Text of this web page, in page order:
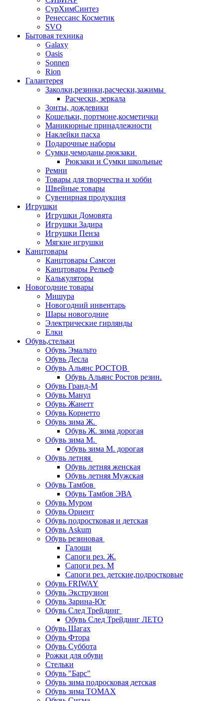
СурХимСинтез
Ренессанс Косметик
SVO
Бытовая техника
Galaxy
Oasis
Sonnen
Rion
Галантерея
Заколки,резинки,расчески,зажимы
Расчески, зеркала
Зонты, дождевики
Кошельки, портмоне,косметички
Маникюрные принадлежности
Наклейки пасха
Подарочные наборы
Сумки,чемоданы,рюкзаки
Рюкзаки и Сумки школьные
Ремни
Товары для творчества и хобби
Швейные товары
Сувенирная продукция
Игрушки
Игрушки Домовята
Игрушки Задира
Игрушки Пенза
Мягкие игрушки
Канцтовары
Канцтовары Самсон
Канцтовары Рельеф
Калькуляторы
Новогодние товары
Мишура
Новогодний инвентарь
Шары новогодние
Электрические гирлянды
Елки
Обувь,стельки
Обувь Эмальто
Обувь Десла
Обувь Альянс РОСТОВ
Обувь Альянс Ростов резин.
Обувь Гранд-М
Обувь Манул
Обувь Жанетт
Обувь Корнетто
Обувь зима Ж.
Обувь Ж. зима дорогая
Обувь зима М.
Обувь зима М. дорогая
Обувь летняя
Обувь летняя женская
Обувь летняя Мужская
Обувь Тамбов
Обувь Тамбов ЭВА
Обувь Муром
Обувь Ориент
Обувь подростковая и детская
Обувь Askum
Обувь резиновая
Галоши
Сапоги рез. Ж.
Сапоги рез. М
Сапоги рез. детские,подростковые
Обувь FRIWAY
Обувь Экструзион
Обувь Зарина-Юг
Обувь След Трейдинг
Обувь След Трейдинг ЛЕТО
Обувь Шагах
Обувь Фтора
Обувь Суббота
Рожки для обуви
Стельки
Обувь "Барс"
Обувь зима подросковая детская
Обувь зима ТОМАХ